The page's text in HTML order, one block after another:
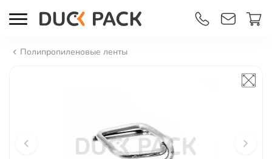
Полипропиленовые ленты